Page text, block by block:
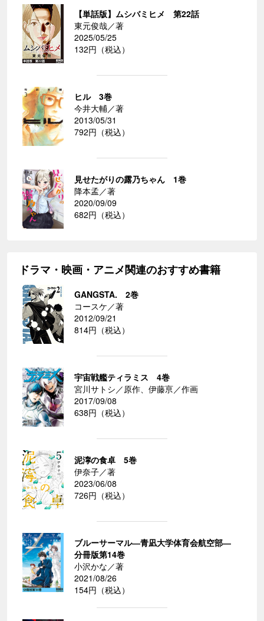
【単話版】ムシバミヒメ 第22話
東元俊哉／著
2025/05/25
132円（税込）
ヒル 3巻
今井大輔／著
2013/05/31
792円（税込）
見せたがりの露乃ちゃん 1巻
降本孟／著
2020/09/09
682円（税込）
ドラマ・映画・アニメ関連のおすすめ書籍
GANGSTA. 2巻
コースケ／著
2012/09/21
814円（税込）
宇宙戦艦ティラミス 4巻
宮川サトシ／原作、伊藤亰／作画
2017/09/08
638円（税込）
泥濘の食卓 5巻
伊奈子／著
2023/06/08
726円（税込）
ブルーサーマル―青凪大学体育会航空部―
分冊版第14巻
小沢かな／著
2021/08/26
154円（税込）